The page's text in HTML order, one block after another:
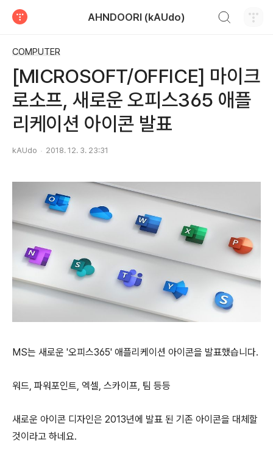
AHNDOORI (kAUdo)
COMPUTER
[MICROSOFT/OFFICE] 마이크
로소프, 새로운 오피스365 애플
리케이션 아이콘 발표
kAUdo 2018. 12. 3. 23:31
MS는 새로운 '오피스365' 애플리케이션 아이콘을 발표했습니다.
워드, 파워포인트, 엑셀, 스카이프, 팀 등등
새로운 아이콘 디자인은 2013년에 발표 된 기존 아이콘을 대체할
것이라고 하네요.